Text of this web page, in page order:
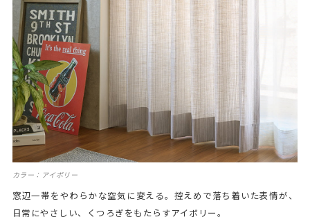
カラー：アイボリー
窓辺一帯をやわらかな空気に変える。控えめで落ち着いた表情が、
日常にやさしい、くつろぎをもたらすアイボリー。